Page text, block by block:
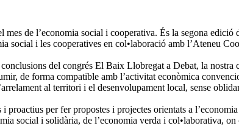
de l’economia social i cooperativa. És la segona edició
social i les cooperatives en col•laboració amb l’Ateneu
del congrés El Baix Llobregat a Debat, la nostra
de forma compatible amb l’activitat econòmica
al territori i el desenvolupament local, sense
proactius per fer propostes i projectes orientats a
social i solidària, de l’economia verda i col•laborativa,